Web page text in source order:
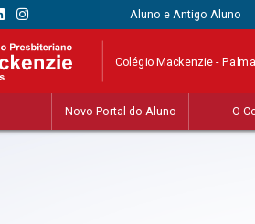
Aluno e Antigo Aluno
Colégio Mackenzie -
Novo Portal do Aluno O